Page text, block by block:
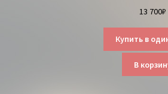
13 700₽
Купить в
В